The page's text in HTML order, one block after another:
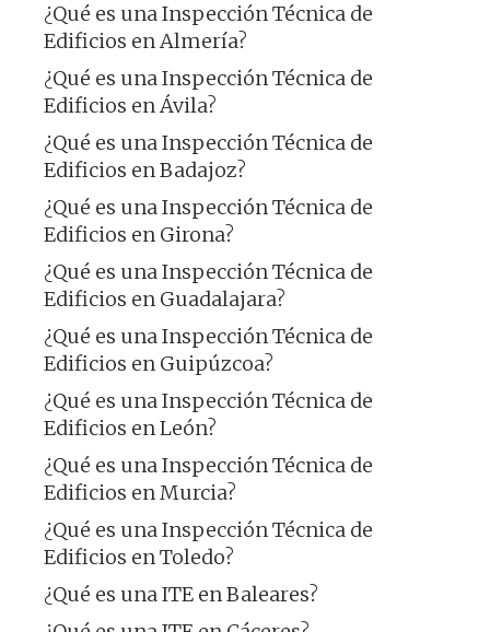
¿Qué es una Inspección Técnica de
Edificios en Almería?
¿Qué es una Inspección Técnica de
Edificios en Ávila?
¿Qué es una Inspección Técnica de
Edificios en Badajoz?
¿Qué es una Inspección Técnica de
Edificios en Girona?
¿Qué es una Inspección Técnica de
Edificios en Guadalajara?
¿Qué es una Inspección Técnica de
Edificios en Guipúzcoa?
¿Qué es una Inspección Técnica de
Edificios en León?
¿Qué es una Inspección Técnica de
Edificios en Murcia?
¿Qué es una Inspección Técnica de
Edificios en Toledo?
¿Qué es una ITE en Baleares?